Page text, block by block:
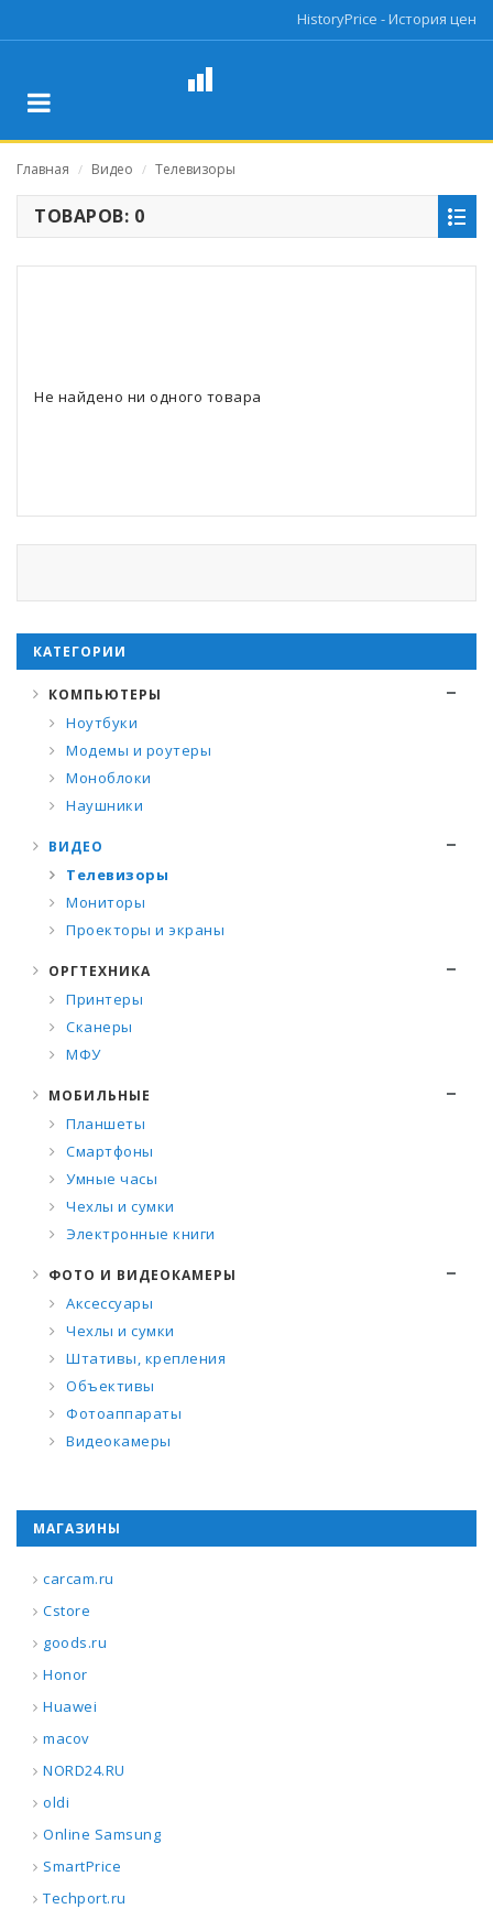
HistoryPrice - История цен
Главная / Видео / Телевизоры
ТОВАРОВ: 0
Не найдено ни одного товара
КАТЕГОРИИ
КОМПЬЮТЕРЫ
Ноутбуки
Модемы и роутеры
Моноблоки
Наушники
ВИДЕО
Телевизоры
Мониторы
Проекторы и экраны
ОРГТЕХНИКА
Принтеры
Сканеры
МФУ
МОБИЛЬНЫЕ
Планшеты
Смартфоны
Умные часы
Чехлы и сумки
Электронные книги
ФОТО И ВИДЕОКАМЕРЫ
Аксессуары
Чехлы и сумки
Штативы, крепления
Объективы
Фотоаппараты
Видеокамеры
МАГАЗИНЫ
carcam.ru
Cstore
goods.ru
Honor
Huawei
macov
NORD24.RU
oldi
Online Samsung
SmartPrice
Techport.ru